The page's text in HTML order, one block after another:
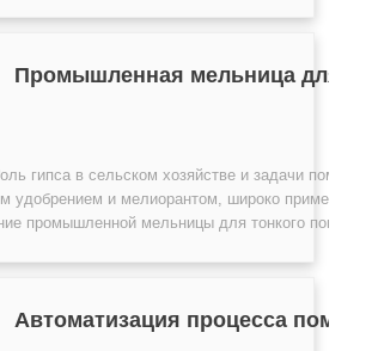
Промышленная мельница для
гипса в сельском хозяйстве и задачи
удобрением и мелиорантом, широко
промышленной мельницы для тонкого помола
Автоматизация процесса